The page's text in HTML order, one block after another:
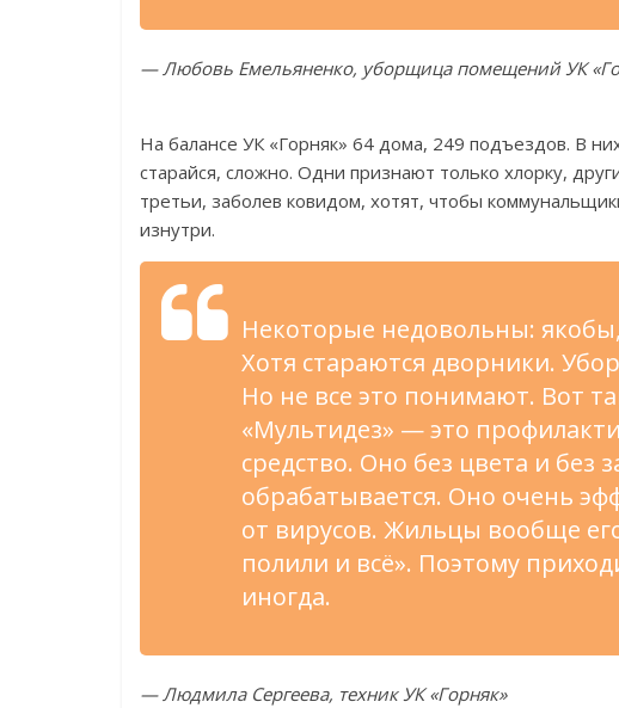
— Любовь Емельяненко, уборщица помещений УК
На балансе УК «Горняк» 64 дома, 249 подъездов. В
старайся, сложно. Одни признают только хлорку,
третьи, заболев ковидом, хотят, чтобы
изнутри.
Некоторые недовольны:
Хотя стараются дворники.
Но не все это понимают. Вот
«Мультидез» — это
средство. Оно без цвета и без
обрабатывается. Оно очень
от вирусов. Жильцы вообще
полили и всё». Поэтому
иногда.
— Людмила Сергеева, техник УК «Горняк»